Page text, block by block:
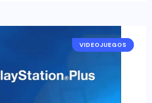
NOTICIAS
VIDEOJUEGOS